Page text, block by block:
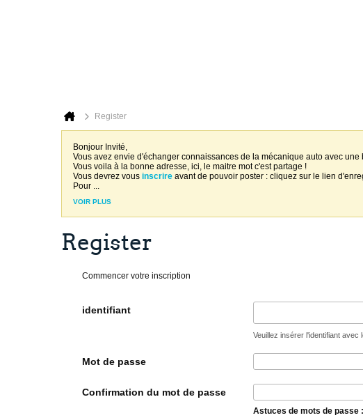
Register
Bonjour Invité,
Vous avez envie d'échanger connaissances de la mécanique auto avec une
Vous voila à la bonne adresse, ici, le maitre mot c'est partage !
Vous devrez vous inscrire avant de pouvoir poster : cliquez sur le lien
Pour ...
VOIR PLUS
Register
Commencer votre inscription
identifiant
Veuillez insérer l'identifiant
Mot de passe
Confirmation du mot de passe
Astuces de mots de passe :